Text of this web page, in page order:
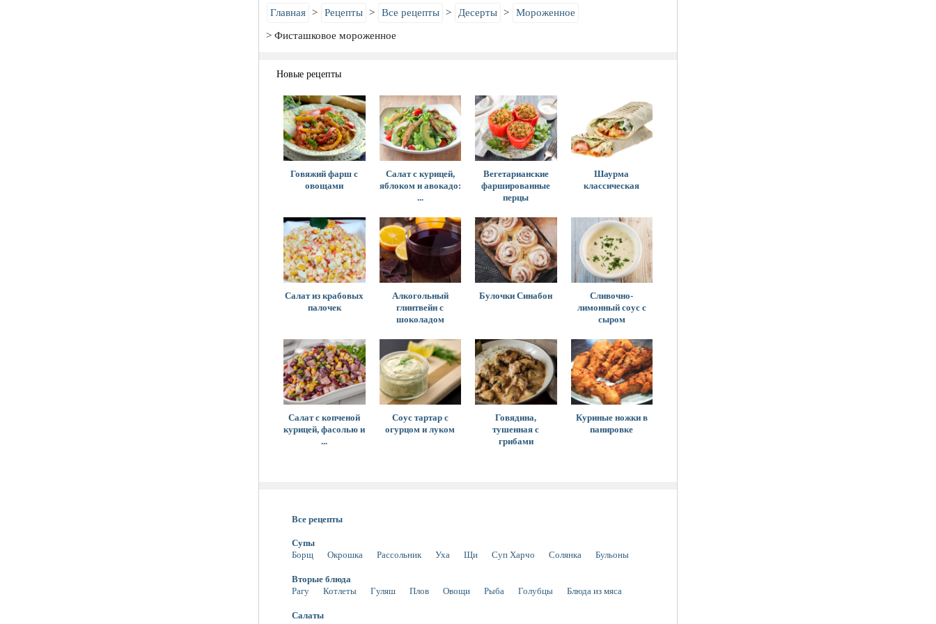
Главная Рецепты Все рецепты Десерты Мороженное
Фисташковое мороженное
Новые рецепты
Говяжий фарш с
овощами
Салат с курицей,
яблоком и авокадо:
...
Вегетарианские
фаршированные
перцы
Шаурма
классическая
Салат из крабовых
палочек
Алкогольный
глинтвейн с
шоколадом
Булочки Синабон
Сливочно-
лимонный соус с
сыром
Салат с копченой
курицей, фасолью и
...
Соус тартар с
огурцом и луком
Говядина,
тушенная с
грибами
Куриные ножки в
панировке
Все рецепты
Супы
Борщ
Окрошка Рассольник Уха Щи Суп Харчо Солянка Бульоны
Вторые блюда
Рагу
Котлеты Гуляш Плов Овощи Рыба Голубцы Блюда из мяса
Салаты